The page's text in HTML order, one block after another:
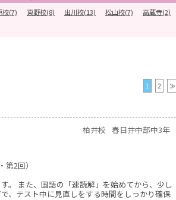
校(7) 東野校(8) 出川校(13) 松山校(7) 高蔵寺(2)
1 2 ≫
柏井校 春日井中部中3年
2回）
。 また、国語の「速読解」を始めてから、少し
、テスト中に見直しをする時間をしっかり確保